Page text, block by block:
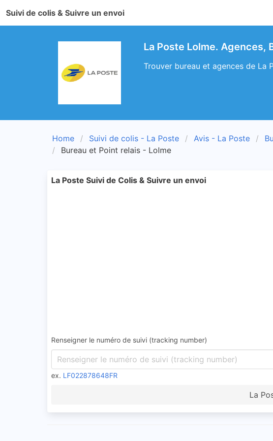
Suivi de colis & Suivre un envoi
La Poste Lolme. Agences,
Trouver bureau et agences de La
Home Suivi de colis - La Poste Avis - La Poste
Bureau et Point relais - Lolme
La Poste Suivi de Colis & Suivre un envoi
Renseigner le numéro de suivi (tracking number)
ex. LF022878648FR
La